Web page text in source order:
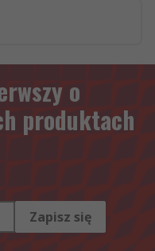
o
produktach
Zapisz się